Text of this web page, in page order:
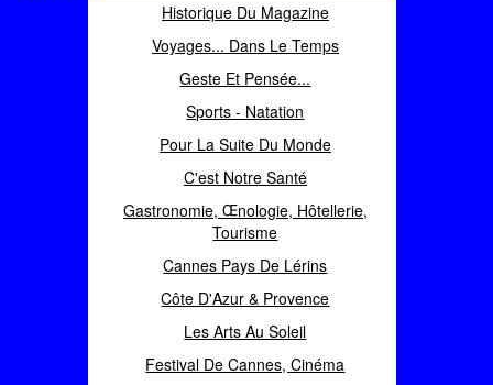
Historique Du Magazine
Voyages... Dans Le Temps
Geste Et Pensée...
Sports - Natation
Pour La Suite Du Monde
C'est Notre Santé
Gastronomie, Œnologie, Hôtellerie,
Tourisme
Cannes Pays De Lérins
Côte D'Azur & Provence
Les Arts Au Soleil
Festival De Cannes, Cinéma